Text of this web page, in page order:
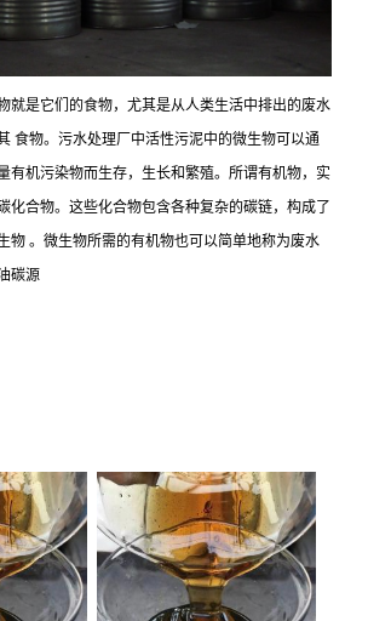
就是它们的食物，尤其是从人类生活中排出的废水
食物。污水处理厂中活性污泥中的微生物可以通
有机污染物而生存，生长和繁殖。所谓有机物，实
化合物。这些化合物包含各种复杂的碳链，构成了
物 。微生物所需的有机物也可以简单地称为废水
碳源